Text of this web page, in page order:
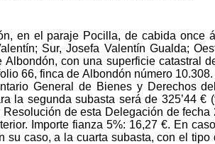
en el paraje Pocilla, de cabida once
Sur, Josefa Valentín Gualda;
con una superficie catastral
66, finca de Albondón número
General de Bienes y Derechos
la segunda subasta será de 325’44 €
de esta Delegación de
Importe fianza 5%: 16,27 €. En
su caso, a la cuarta subasta, con el